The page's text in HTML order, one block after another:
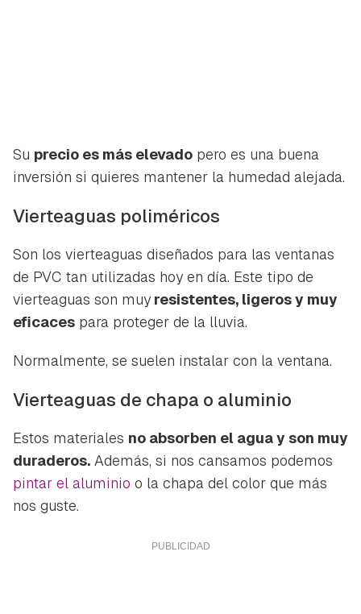
Su precio es más elevado pero es una buena
inversión si quieres mantener la humedad alejada.
Vierteaguas poliméricos
Son los vierteaguas diseñados para las ventanas
de PVC tan utilizadas hoy en día. Este tipo de
vierteaguas son muy resistentes, ligeros y muy
eficaces para proteger de la lluvia.
Normalmente, se suelen instalar con la ventana.
Vierteaguas de chapa o aluminio
Estos materiales no absorben el agua y son muy
duraderos. Además, si nos cansamos podemos
pintar el aluminio o la chapa del color que más
nos guste.